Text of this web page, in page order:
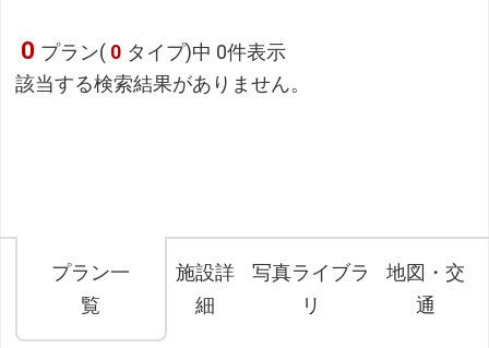
0 プラン( 0 タイプ)中 0件表示
該当する検索結果がありません。
プラン一
覧
施設詳
細
写真ライブラ
リ
地図・交
通